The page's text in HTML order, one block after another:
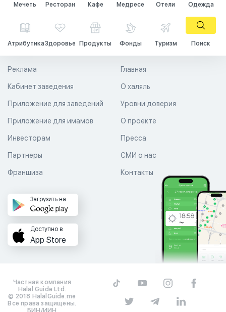
Мечеть Ресторан Кафе Медресе Отели Одежда
АтрибутикаЗдоровье Продукты Фонды Туризм Поиск
Главная
О халяль
Уровни доверия
Реклама
Кабинет заведения
Приложение для заведений
Приложение для имамов О проекте
Пресса
СМИ о нас
Контакты
Инвесторам
Партнеры
Франшиза
Загрузить на
Доступно в
App Store
Частная компания
Halal Guide Ltd.
© 2018 HalalGuide.me
Все права защищены.
БИН/ИИН